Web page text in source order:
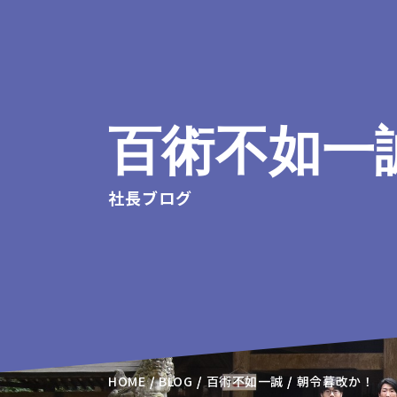
百術不如一
社長ブログ
HOME BLOG 百術不如一誠 朝令暮改か！